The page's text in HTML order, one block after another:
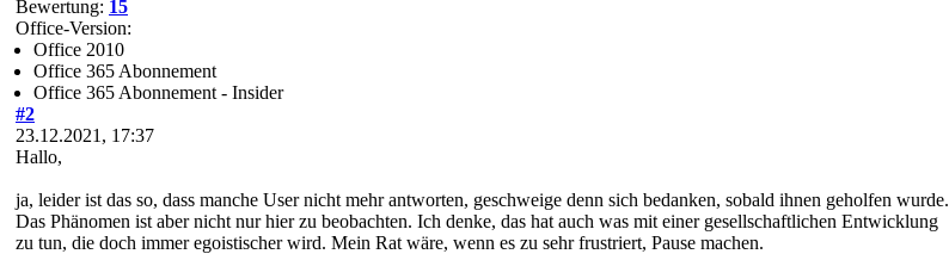
Bewertung: 15
Office-Version:
Office 2010
Office 365 Abonnement
Office 365 Abonnement - Insider
#2
23.12.2021, 17:37
Hallo,
ja, leider ist das so, dass manche User nicht mehr antworten, geschweige denn sich bedanken, sobald ihnen geholfen wurde.
Das Phänomen ist aber nicht nur hier zu beobachten. Ich denke, das hat auch was mit einer gesellschaftlichen Entwicklung
zu tun, die doch immer egoistischer wird. Mein Rat wäre, wenn es zu sehr frustriert, Pause machen.